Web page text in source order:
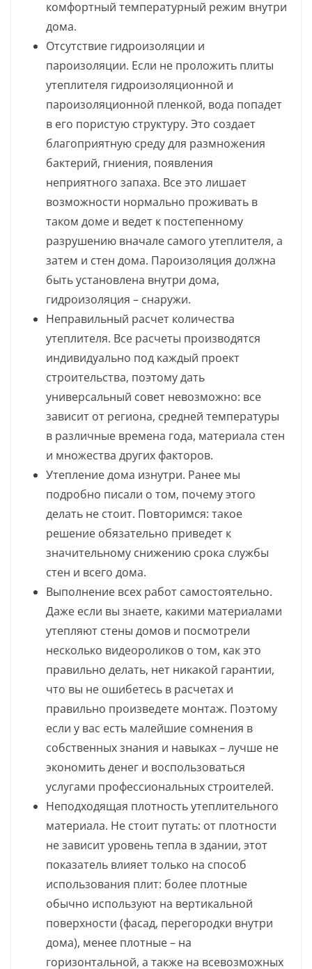
комфортный температурный режим внутри
дома.
Отсутствие гидроизоляции и
пароизоляции. Если не проложить плиты
утеплителя гидроизоляционной и
пароизоляционной пленкой, вода попадет
в его пористую структуру. Это создает
благоприятную среду для размножения
бактерий, гниения, появления
неприятного запаха. Все это лишает
возможности нормально проживать в
таком доме и ведет к постепенному
разрушению вначале самого утеплителя, а
затем и стен дома. Пароизоляция должна
быть установлена внутри дома,
гидроизоляция – снаружи.
Неправильный расчет количества
утеплителя. Все расчеты производятся
индивидуально под каждый проект
строительства, поэтому дать
универсальный совет невозможно: все
зависит от региона, средней температуры
в различные времена года, материала стен
и множества других факторов.
Утепление дома изнутри. Ранее мы
подробно писали о том, почему этого
делать не стоит. Повторимся: такое
решение обязательно приведет к
значительному снижению срока службы
стен и всего дома.
Выполнение всех работ самостоятельно.
Даже если вы знаете, какими материалами
утепляют стены домов и посмотрели
несколько видеороликов о том, как это
правильно делать, нет никакой гарантии,
что вы не ошибетесь в расчетах и
правильно произведете монтаж. Поэтому
если у вас есть малейшие сомнения в
собственных знания и навыках – лучше не
экономить денег и воспользоваться
услугами профессиональных строителей.
Неподходящая плотность утеплительного
материала. Не стоит путать: от плотности
не зависит уровень тепла в здании, этот
показатель влияет только на способ
использования плит: более плотные
обычно используют на вертикальной
поверхности (фасад, перегородки внутри
дома), менее плотные – на
горизонтальной, а также на всевозможных